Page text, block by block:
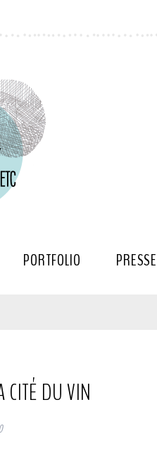
PORTFOLIO PRESSE
CITÉ DU VIN